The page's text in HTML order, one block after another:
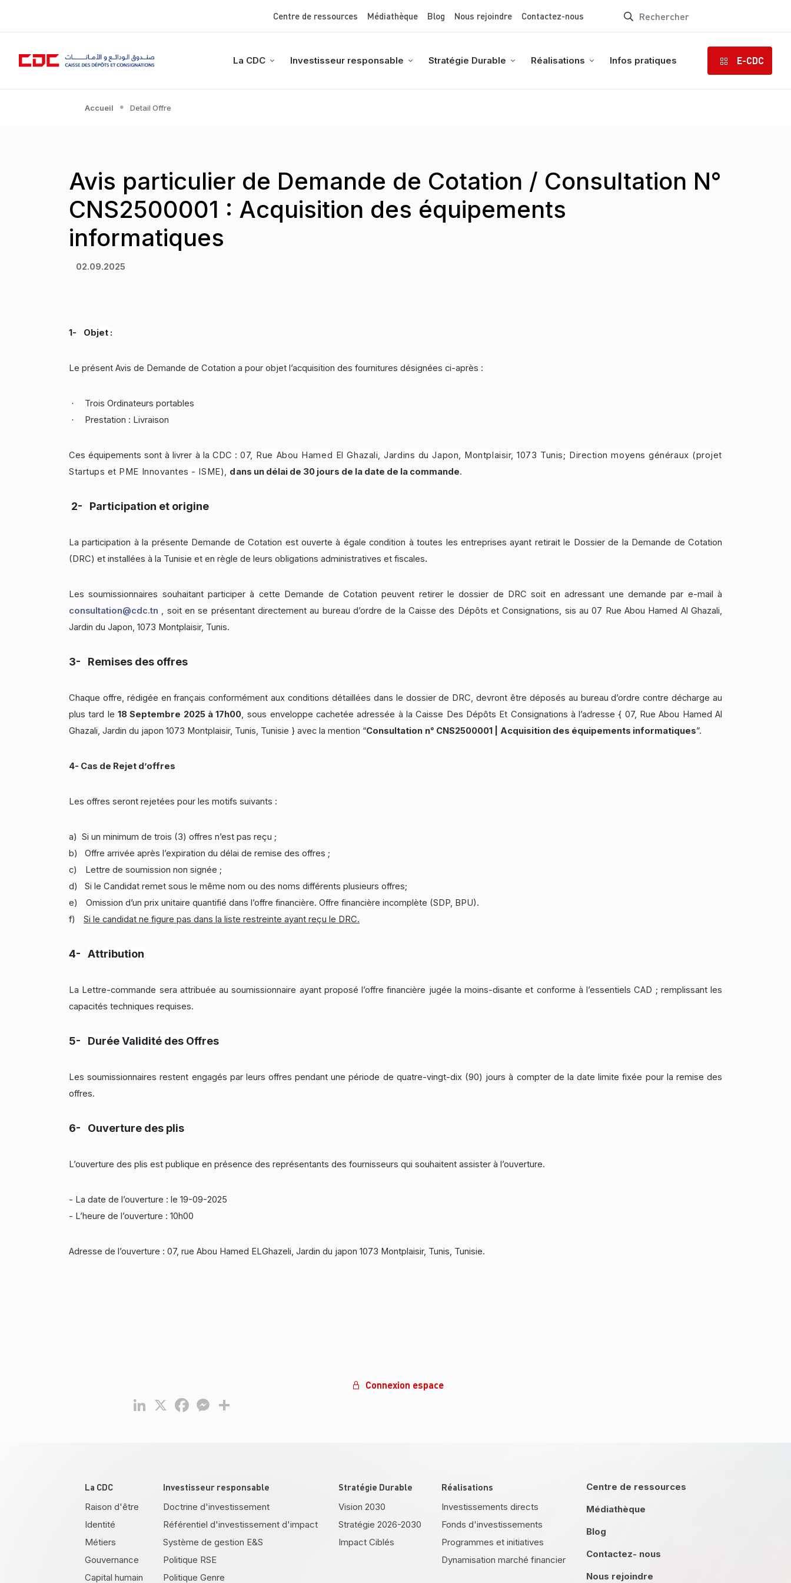
au
Top Menu
Centre de ressources Médiathèque Blog Nous rejoindre Contactez-nous
La CDC Investisseur responsable Stratégie Durable Réalisations Infos pratiques E-CDC
Accueil Detail Offre
Avis particulier de Demande de Cotation / Consultation N°
CNS2500001 : Acquisition des équipements
informatiques
02.09.2025
1- Objet :
Le présent Avis de Demande de Cotation a pour objet l’acquisition des fournitures désignées ci-après :
· Trois Ordinateurs portables
· Prestation : Livraison
Ces équipements sont à livrer à la CDC :07, Rue Abou Hamed El Ghazali, Jardins du Japon, Montplaisir, 1073 Tunis; Direction moyens généraux (projet
Startups et PME Innovantes - ISME), dans un délai de 30 jours de la date de la commande.
2- Participation et origine
La participation à la présente Demande de Cotation est ouverte à égale condition à toutes les entreprises ayant retirait le Dossier de la Demande de Cotation
(DRC) et installées à la Tunisie et en règle de leurs obligations administratives et fiscales.
Les soumissionnaires souhaitant participer à cette Demande de Cotation peuvent retirer le dossier de DRC soit en adressant une demande par e-mail à
consultation@cdc.tn , soit en se présentant directement au bureau d’ordre de la Caisse des Dépôts et Consignations, sis au 07 Rue Abou Hamed Al Ghazali,
Jardin du Japon, 1073 Montplaisir, Tunis.
3- Remises des offres
Chaque offre, rédigée en français conformément aux conditions détaillées dans le dossier de DRC, devront être déposés au bureau d’ordre contre décharge au
plus tard le 18 Septembre 2025 à 17h00, sous enveloppe cachetée adressée à la Caisse Des Dépôts Et Consignations à l’adresse { 07, Rue Abou Hamed Al
Ghazali, Jardin du japon 1073 Montplaisir, Tunis, Tunisie } avec la mention “Consultation n° CNS2500001 | Acquisition des équipements informatiques”.
4- Cas de Rejet d’offres
Les offres seront rejetées pour les motifs suivants :
a) Si un minimum de trois (3) offres n’est pas reçu ;
b)
Offre arrivée après l’expiration du délai de remise des offres ;
c)
Lettre de soumission non signée ;
d)
Si le Candidat remet sous le même nom ou des noms différents plusieurs offres;
e)
Omission d’un prix unitaire quantifié dans l’offre financière. Offre financière incomplète (SDP, BPU).
f)
Si le candidat ne figure pas dans la liste restreinte ayant reçu le DRC.
4- Attribution
La Lettre-commande sera attribuée au soumissionnaire ayant proposé l’offre financière jugée la moins-disante et conforme à l’essentiels CAD ; remplissant les
capacités techniques requises.
5- Durée Validité des Offres
Les soumissionnaires restent engagés par leurs offres pendant une période de quatre-vingt-dix (90) jours à compter de la date limite fixée pour la remise des
offres.
6- Ouverture des plis
L’ouverture des plis est publique en présence des représentants des fournisseurs qui souhaitent assister à l’ouverture.
- La date de l’ouverture : le 19-09-2025
- L’heure de l’ouverture : 10h00
Adresse de l’ouverture : 07, rue Abou Hamed ELGhazeli, Jardin du japon 1073 Montplaisir, Tunis, Tunisie.
LinkedIn
X FacebookMessenger
Connexion espace
Pied de page
La CDC
Raison d'être
Identité
Métiers
Gouvernance
Capital humain
Investisseur responsable
Doctrine d'investissement
Référentiel d'investissement d'impact
Système de gestion E&S
Politique RSE
Politique Genre
Stratégie Durable
Vision 2030
Stratégie 2026-2030
Impact Ciblés
Réalisations
Investissements directs
Fonds d'investissements
Programmes et initiatives
Dynamisation marché financier
Centre de ressources
Médiathèque
Blog
Contactez- nous
Nous rejoindre